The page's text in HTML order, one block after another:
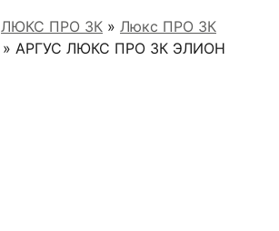
ЛЮКС ПРО 3К » Люкс ПРО 3К
» АРГУС ЛЮКС ПРО 3К ЭЛИОН